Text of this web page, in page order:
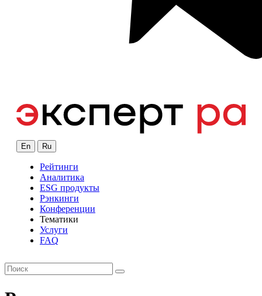
En Ru
Рейтинги
Аналитика
ESG продукты
Рэнкинги
Конференции
Тематики
Услуги
FAQ